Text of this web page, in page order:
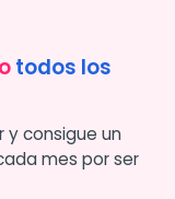
todos los
consigue un
mes por ser